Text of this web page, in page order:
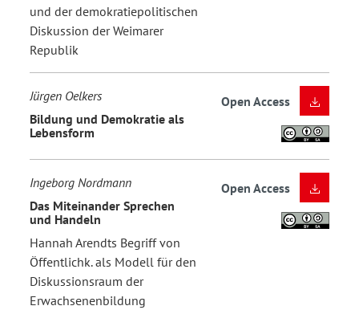
und der demokratiepolitischen
Diskussion der Weimarer
Republik
Jürgen Oelkers
Bildung und Demokratie als
Lebensform
Open Access
Ingeborg Nordmann
Das Miteinander Sprechen
und Handeln
Hannah Arendts Begriff von
Öffentlichk. als Modell für den
Diskussionsraum der
Erwachsenenbildung
Open Access